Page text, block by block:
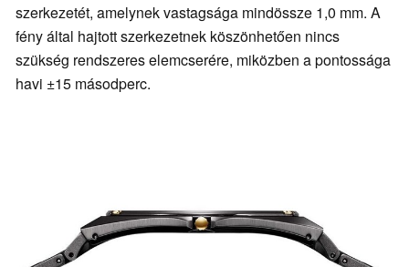
szerkezetét, amelynek vastagsága mindössze 1,0 mm. A
fény által hajtott szerkezetnek köszönhetően nincs
szükség rendszeres elemcserére, miközben a pontossága
havi ±15 másodperc.